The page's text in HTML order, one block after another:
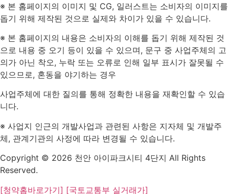
※ 본 홈페이지의 이미지 및 CG, 일러스트는 소비자의 이미지를
돕기 위해 제작된 것으로 실제와 차이가 있을 수 있습니다.
※ 본 홈페이지의 내용은 소비자의 이해를 돕기 위해 제작된 것
으로 내용 중 오기 등이 있을 수 있으며, 문구 중 사업주체의 고
의가 아닌 착오, 누락 또는 오류로 인해 일부 표시가 잘못될 수
있으므로, 혼동을 야기하는 경우
사업주체에 대한 질의를 통해 정확한 내용을 재확인할 수 있습
니다.
※ 사업지 인근의 개발사업과 관련된 사항은 지자체 및 개발주
체, 관계기관의 사정에 따라 변경될 수 있습니다.
Copyright © 2026 천안 아이파크시티 4단지 All Rights
Reserved.
[청약홈바로가기] [국토교통부 실거래가]